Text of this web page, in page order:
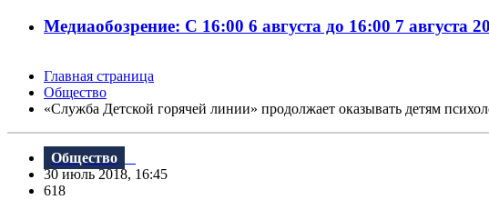
Медиаобозрение: С 16:00 6 августа до 16:00 7 августа
Главная страница
Общество
«Служба Детской горячей линии» продолжает оказывать детям
Общество
30 июль 2018, 16:45
618